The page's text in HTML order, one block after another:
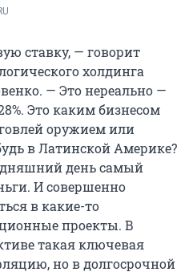
ставку, — говорит
холдинга
— Это нереально —
. Это каким бизнесом
оружием или
в Латинской Америке?
день самый
И совершенно
в какие-то
проекты. В
такая ключевая
но в долгосрочной